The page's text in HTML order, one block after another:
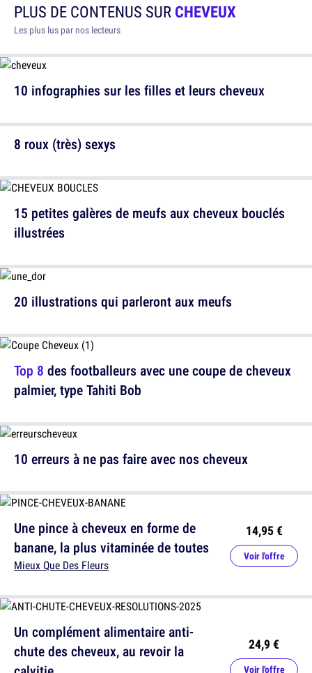
PLUS DE CONTENUS SURCHEVEUX
Les plus lus par nos lecteurs
10 infographies sur les filles et leurs cheveux
15 petites galères de meufs aux cheveux bouclés
illustrées
Top 8 des footballeurs avec une coupe de cheveux
palmier, type Tahiti Bob
Une pince à cheveux en forme de
banane, la plus vitaminée de toutes
Mieux Que Des Fleurs
14,95 €
Voir l'offre
8 roux (très) sexys
20 illustrations qui parleront aux meufs
10 erreurs à ne pas faire avec nos cheveux
Un complément alimentaire anti-
chute des cheveux, au revoir la
24,9 €
Voir l'offre